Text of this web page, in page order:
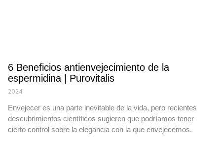
6 Beneficios antienvejecimiento de la
espermidina | Purovitalis
2024
Envejecer es una parte inevitable de la vida, pero recientes
descubrimientos científicos sugieren que podríamos tener
cierto control sobre la elegancia con la que envejecemos.